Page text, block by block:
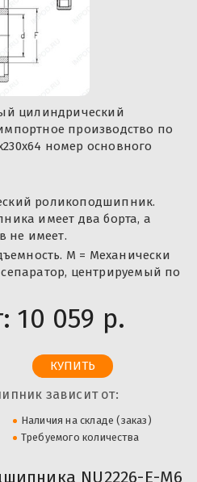
цилиндрический
производство по
номер основного
роликоподшипник.
имеет два борта, а
не имеет.
М = Механически
центрируемый по
10 059 р.
зависит от:
Наличия на складе (заказ)
Требуемого количества
NU2226-E-M6